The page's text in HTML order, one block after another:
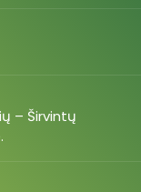
– Širvintų